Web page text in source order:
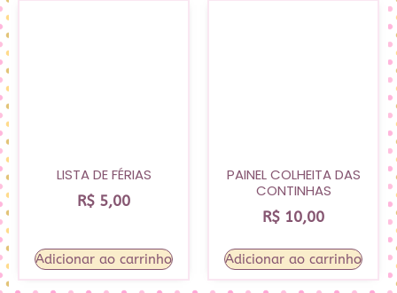
LISTA DE FÉRIAS
R$ 5,00
Adicionar ao carrinho
PAINEL COLHEITA DAS
CONTINHAS
R$ 10,00
Adicionar ao carrinho